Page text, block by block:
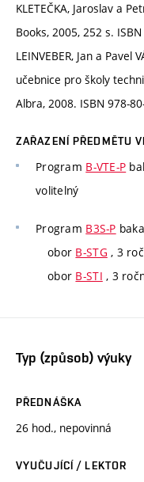
KLETEČKA, Jaroslav a
Books, 2005, 252 s.
LEINVEBER, Jan a Pavel
učebnice pro školy
Albra, 2008. ISBN 978-
ZAŘAZENÍ PŘEDMĚTU
Program B-VTE-P
volitelný
Program B3S-P
obor B-STG , 3
obor B-STI , 3
Typ (způsob) výuky
PŘEDNÁŠKA
26 hod., nepovinná
VYUČUJÍCÍ / LEKTOR